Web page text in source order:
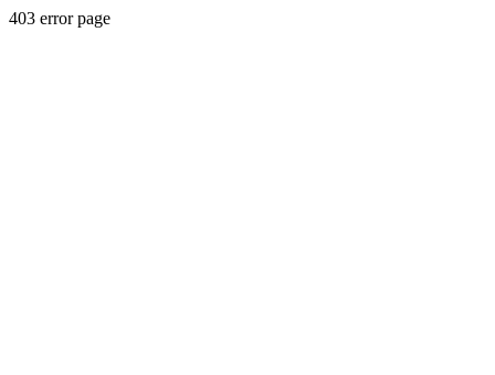
403 error page